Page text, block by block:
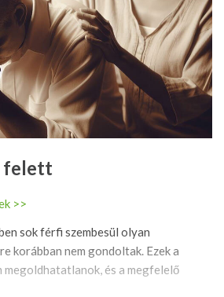
felett
>>
sok férfi szembesül olyan
korábban nem gondoltak. Ezek a
megoldhatatlanok, és a megfelelő